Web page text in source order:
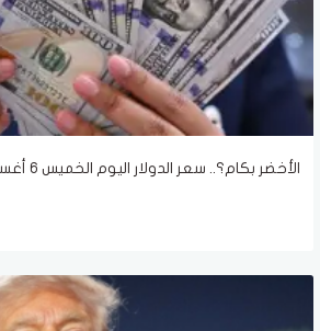
الأخضر بكام؟.. سعر الدولار اليوم الخميس 6 أغسطس 2026 في البنوك